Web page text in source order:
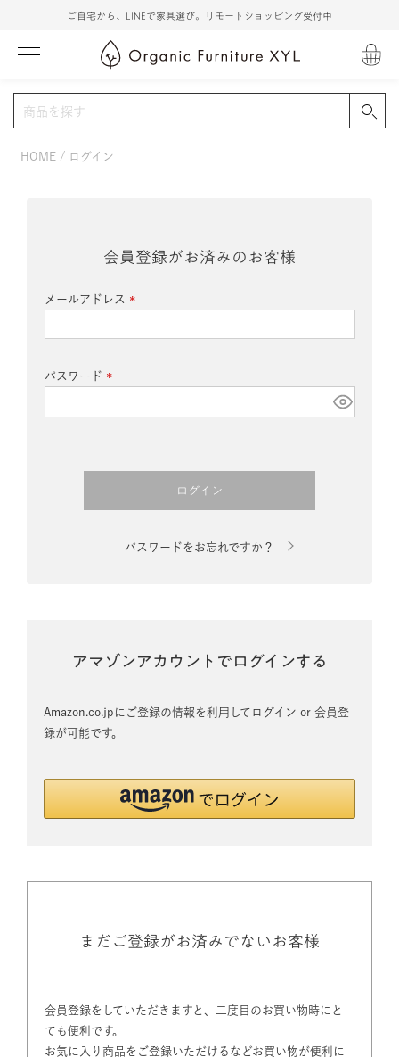
ご自宅から、LINEで家具選び。リモートショッピング受付中
HOME ログイン
会員登録がお済みのお客様
メールアドレス
須)
パスワード
須)
ログイン
パスワードをお忘れですか？
アマゾンアカウントでログインする
Amazon.co.jpにご登録の情報を利用してログイン or 会員登
録が可能です。
まだご登録がお済みでないお客様
会員登録をしていただきますと、二度目のお買い物時にと
ても便利です。
お気に入り商品をご登録いただけるなどお買い物が便利に